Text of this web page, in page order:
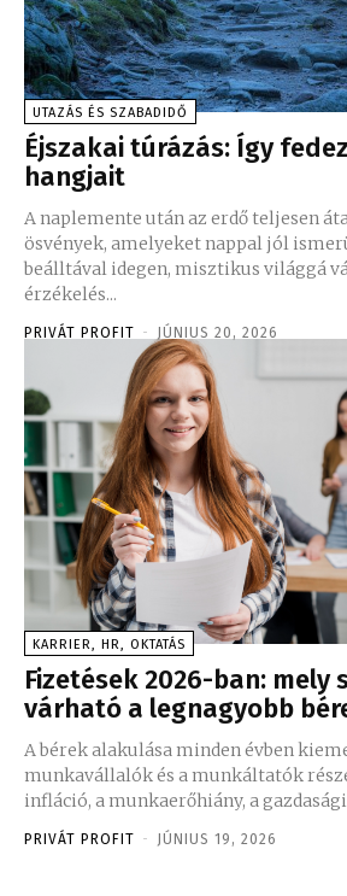
UTAZÁS ÉS SZABADIDŐ
Éjszakai túrázás: Így
hangjait
A naplemente után az erdő teljesen
ösvények, amelyeket nappal jól
beálltával idegen, misztikus világgá
érzékelés...
PRIVÁT PROFIT - JÚNIUS 20, 2026
KARRIER, HR, OKTATÁS
Fizetések 2026-ban: mely
várható a legnagyobb
A bérek alakulása minden évben
munkavállalók és a munkáltatók
infláció, a munkaerőhiány, a gazdasági
PRIVÁT PROFIT - JÚNIUS 19, 2026